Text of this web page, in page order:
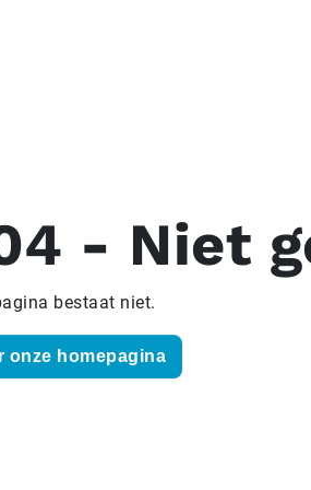
- Niet
bestaat niet.
onze homepagina